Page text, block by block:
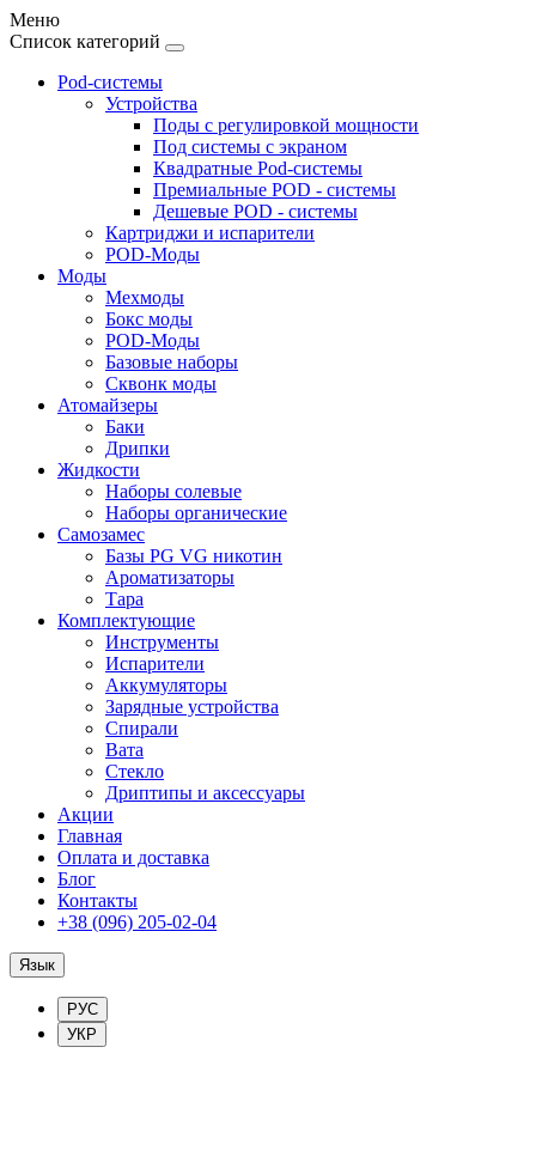
Меню
Список категорий
Pod-системы
Устройства
Поды с регулировкой мощности
Под системы с экраном
Квадратные Pod-системы
Премиальные POD - системы
Дешевые POD - системы
Картриджи и испарители
POD-Моды
Моды
Мехмоды
Бокс моды
POD-Моды
Базовые наборы
Сквонк моды
Атомайзеры
Баки
Дрипки
Жидкости
Наборы солевые
Наборы органические
Самозамес
Базы PG VG никотин
Ароматизаторы
Тара
Комплектующие
Инструменты
Испарители
Аккумуляторы
Зарядные устройства
Спирали
Вата
Стекло
Дриптипы и аксессуары
Акции
Главная
Оплата и доставка
Блог
Контакты
+38 (096) 205-02-04
Язык
РУС
УКР